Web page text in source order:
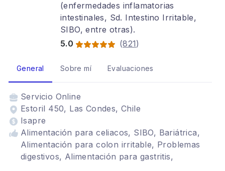
(enfermedades inflamatorias
intestinales, Sd. Intestino Irritable,
SIBO, entre otras).
5.0
(821)
General Sobre mí Evaluaciones
Servicio Online
Estoril 450, Las Condes, Chile
Isapre
Alimentación para celiacos, SIBO, Bariátrica,
Alimentación para colon irritable, Problemas
digestivos, Alimentación para gastritis,